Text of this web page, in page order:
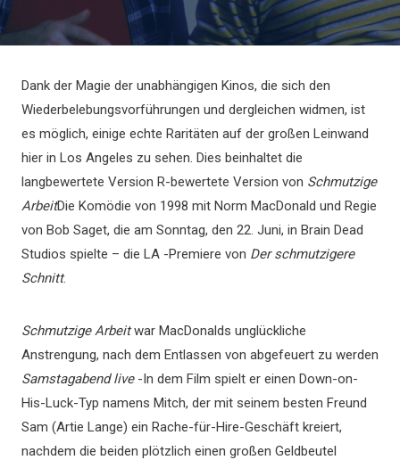
Dank der Magie der unabhängigen Kinos, die sich den
Wiederbelebungsvorführungen und dergleichen widmen, ist
es möglich, einige echte Raritäten auf der großen Leinwand
hier in Los Angeles zu sehen. Dies beinhaltet die
langbewertete Version R-bewertete Version von Schmutzige
ArbeitDie Komödie von 1998 mit Norm MacDonald und Regie
von Bob Saget, die am Sonntag, den 22. Juni, in Brain Dead
Studios spielte – die LA -Premiere von Der schmutzigere
Schnitt.
Schmutzige Arbeitwar MacDonalds unglückliche
Anstrengung, nach dem Entlassen von abgefeuert zu werden
Samstagabend live-In dem Film spielt er einen Down-on-
His-Luck-Typ namens Mitch, der mit seinem besten Freund
Sam (Artie Lange) ein Rache-für-Hire-Geschäft kreiert,
nachdem die beiden plötzlich einen großen Geldbeutel